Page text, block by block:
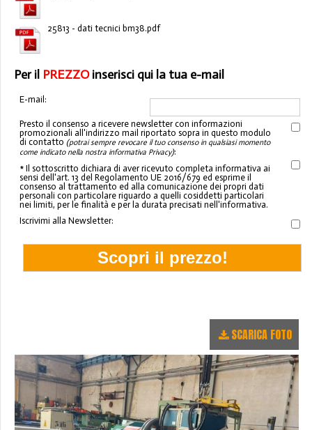
25813 - dati tecnici bm38.pdf
Per il PREZZOinserisci qui la tua e-mail
E-mail:
Presto il consenso a ricevere newsletter con informazioni
promozionali all'indirizzo mail riportato sopra in questo modulo
di contatto (potrai sempre revocare il tuo consenso in qualsiasi momento
come indicato nella nostra informativa Privacy):
* Il sottoscritto dichiara di aver ricevuto completa informativa ai
sensi dell'art. 13 del Regolamento UE 2016/679 ed esprime il
consenso al trattamento ed alla comunicazione dei propri dati
personali con particolare riguardo a quelli cosiddetti particolari
nei limiti, per le finalità e per la durata precisati nell'informativa.
Iscrivimi alla Newsletter:
SCARICA FOTO